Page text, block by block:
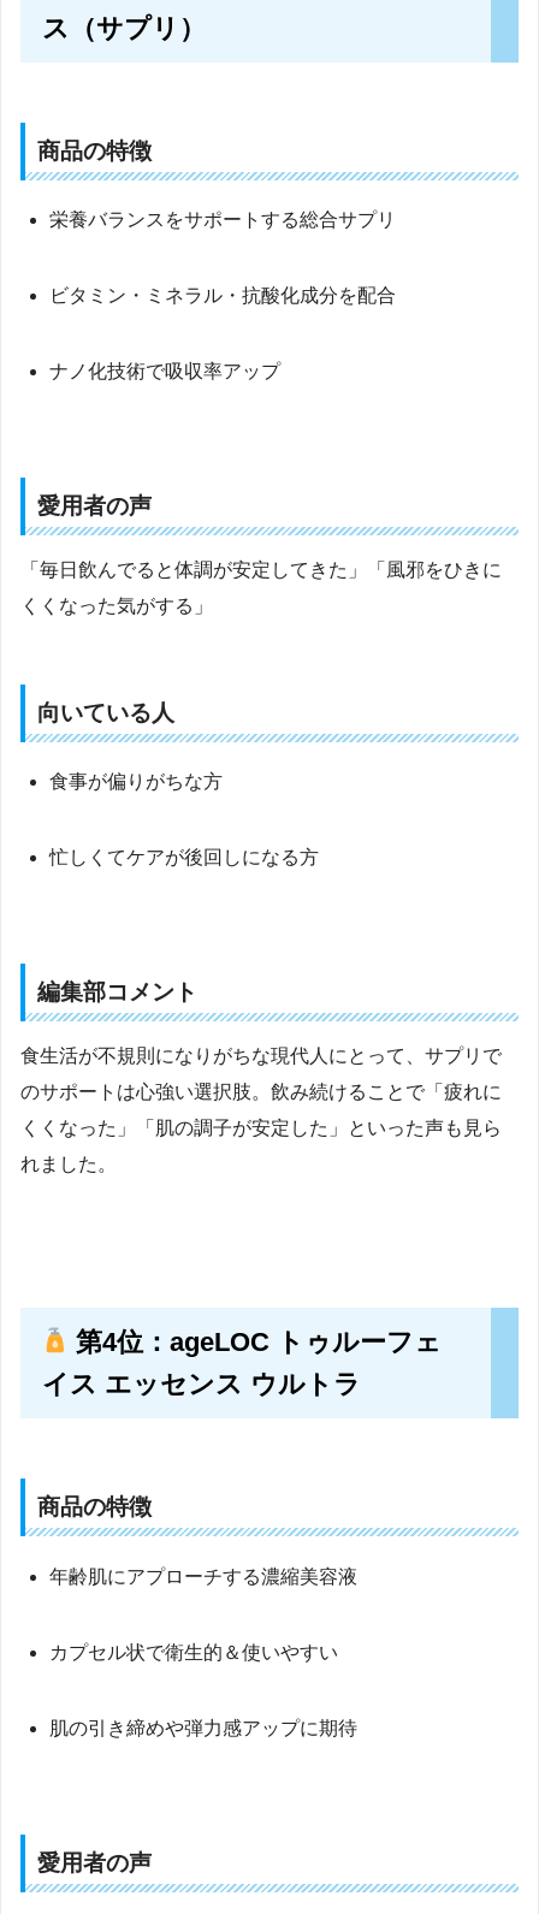
ス（サプリ）
商品の特徴
栄養バランスをサポートする総合サプリ
ビタミン・ミネラル・抗酸化成分を配合
ナノ化技術で吸収率アップ
愛用者の声
「毎日飲んでると体調が安定してきた」「風邪をひきに
くくなった気がする」
向いている人
食事が偏りがちな方
忙しくてケアが後回しになる方
編集部コメント
食生活が不規則になりがちな現代人にとって、サプリで
のサポートは心強い選択肢。飲み続けることで「疲れに
くくなった」「肌の調子が安定した」といった声も見ら
れました。
第4位：ageLOC トゥルーフェ
イス エッセンス ウルトラ
商品の特徴
年齢肌にアプローチする濃縮美容液
カプセル状で衛生的＆使いやすい
肌の引き締めや弾力感アップに期待
愛用者の声